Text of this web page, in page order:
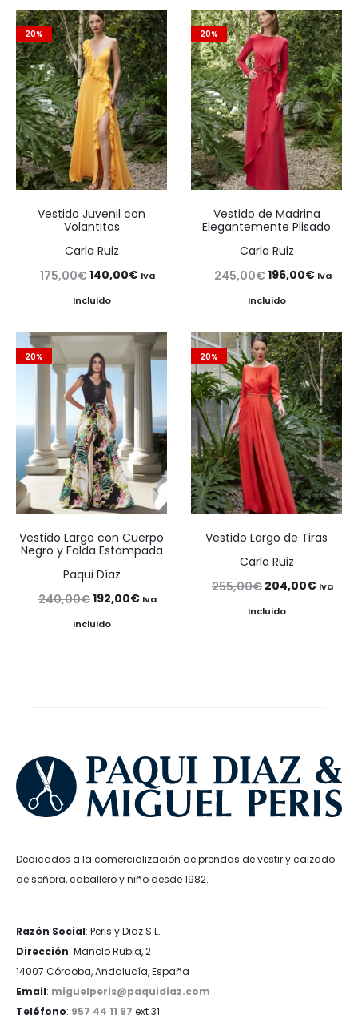
20%
Vestido Juvenil con
Volantitos
Carla Ruiz
175,00€El
precio
175,00€.
140,00€El
es:
140,00€.
Iva
Incluido
20%
Vestido de Madrina
Elegantemente Plisado
Carla Ruiz
245,00€El
precio
era:
245,00€.
196,00€El
es:
Iva
Incluido
20%
Vestido Largo con Cuerpo
Negro y Falda Estampada
Paqui Díaz
240,00€El
precio
192,00€ElIva
Incluido
20%
Vestido Largo de Tiras
Carla Ruiz
255,00€ El
precio
204,00€ElIva
Incluido
Dedicados a la comercialización de prendas de vestir y calzado
de señora, caballero y niño desde 1982.
Razón Social: Peris y Diaz S.L.
Dirección: Manolo Rubia, 2
14007 Córdoba, Andalucía, España
Email: miguelperis@paquidiaz.com
Teléfono: 957 44 11 97 ext 31